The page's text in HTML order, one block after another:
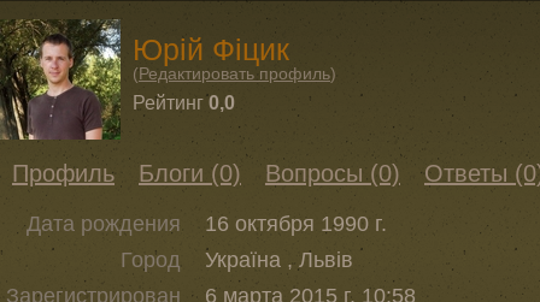
Юрій Фіцик
(Редактировать профиль)
Рейтинг 0,0
Профиль Блоги (0) Вопросы (0) Ответы
Дата рождения
16 октября 1990 г.
Город
Україна , Львів
Зарегистрирован
6 марта 2015 г. 10:58